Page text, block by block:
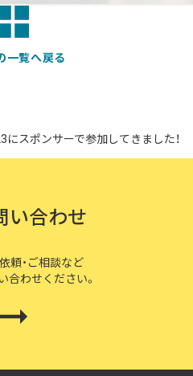
一覧へ戻る
にスポンサーで参加してきました！
い合わせ
頼・ご相談など
合わせください。